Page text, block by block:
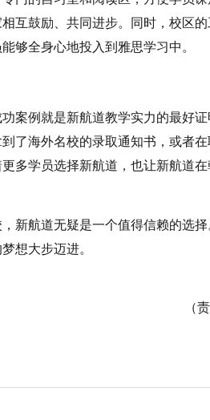
互鼓励、共同进步。同时，校区
够全身心地投入到雅思学习中。
案例就是新航道教学实力的最好
了海外名校的录取通知书，或者
多学员选择新航道，也让新航道
新航道无疑是一个值得信赖的选
想大步迈进。
（